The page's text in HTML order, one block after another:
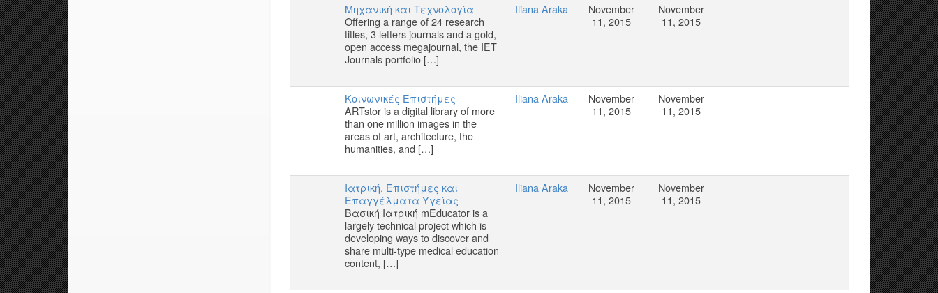
Μηχανική και Τεχνολογία
Offering a range of 24 research
titles, 3 letters journals and a gold,
open access megajournal, the IET
Journals portfolio […]
Iliana Araka
November
11, 2015
November
11, 2015
Κοινωνικές Επιστήμες
ARTstor is a digital library of more
than one million images in the
areas of art, architecture, the
humanities, and […]
Iliana Araka
November
11, 2015
November
11, 2015
Ιατρική, Επιστήμες και
Επαγγέλματα Υγείας
Βασική Ιατρική mEducator is a
largely technical project which is
developing ways to discover and
share multi-type medical education
content, […]
Iliana Araka
November
11, 2015
November
11, 2015